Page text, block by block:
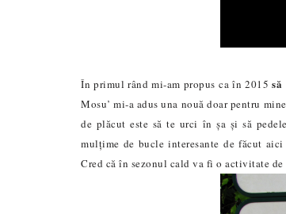
În primul rând mi-am propus ca în 2015
Mosu’ mi-a adus una nouă doar pentru
de plăcut este să te urci în șa și să
mulțime de bucle interesante de făcut
Cred că în sezonul cald va fi o activitate de